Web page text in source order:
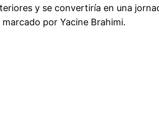
y se convertiría en una
por Yacine Brahimi.